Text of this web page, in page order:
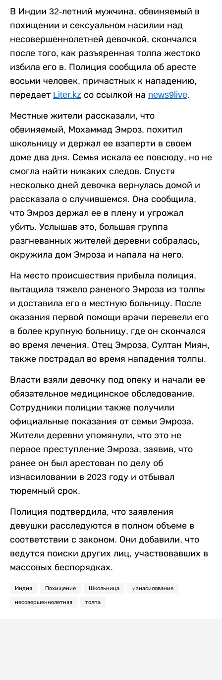
В Индии 32-летний мужчина, обвиняемый в
похищении и сексуальном насилии над
несовершеннолетней девочкой, скончался
после того, как разъяренная толпа жестоко
избила его в. Полиция сообщила об аресте
восьми человек, причастных к нападению,
передает Liter.kz со ссылкой на news9live.
Местные жители рассказали, что
обвиняемый, Мохаммад Эмроз, похитил
школьницу и держал ее взаперти в своем
доме два дня. Семья искала ее повсюду, но не
смогла найти никаких следов. Спустя
несколько дней девочка вернулась домой и
рассказала о случившемся. Она сообщила,
что Эмроз держал ее в плену и угрожал
убить. Услышав это, большая группа
разгневанных жителей деревни собралась,
окружила дом Эмроза и напала на него.
На место происшествия прибыла полиция,
вытащила тяжело раненого Эмроза из толпы
и доставила его в местную больницу. После
оказания первой помощи врачи перевели его
в более крупную больницу, где он скончался
во время лечения. Отец Эмроза, Султан Миян,
также пострадал во время нападения толпы.
Власти взяли девочку под опеку и начали ее
обязательное медицинское обследование.
Сотрудники полиции также получили
официальные показания от семьи Эмроза.
Жители деревни упомянули, что это не
первое преступление Эмроза, заявив, что
ранее он был арестован по делу об
изнасиловании в 2023 году и отбывал
тюремный срок.
Полиция подтвердила, что заявления
девушки расследуются в полном объеме в
соответствии с законом. Они добавили, что
ведутся поиски других лиц, участвовавших в
массовых беспорядках.
Индия Похищение Школьница изнасилование
несовершеннолетняя толпа